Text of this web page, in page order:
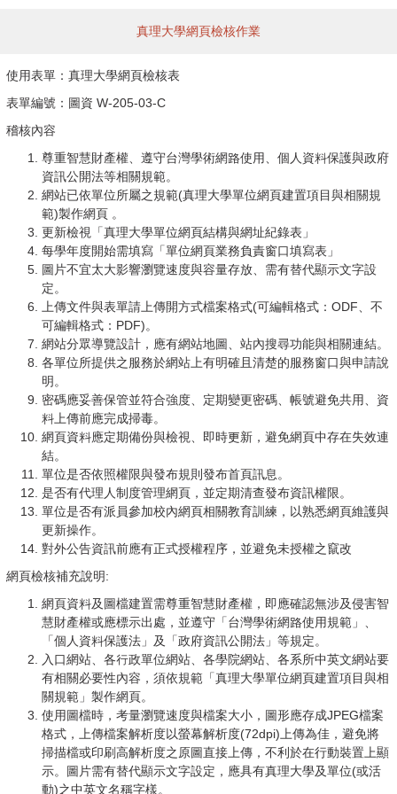
真理大學網頁檢核作業
使用表單：真理大學網頁檢核表
表單編號：圖資 W-205-03-C
稽核內容
尊重智慧財產權、遵守台灣學術網路使用、個人資料保護與政府
資訊公開法等相關規範。
網站已依單位所屬之規範(真理大學單位網頁建置項目與相關規
範)製作網頁 。
更新檢視「真理大學單位網頁結構與網址紀錄表」
每學年度開始需填寫「單位網頁業務負責窗口填寫表」
圖片不宜太大影響瀏覽速度與容量存放、需有替代顯示文字設
定。
上傳文件與表單請上傳開方式檔案格式(可編輯格式：ODF、不
可編輯格式：PDF)。
網站分眾導覽設計，應有網站地圖、站內搜尋功能與相關連結。
各單位所提供之服務於網站上有明確且清楚的服務窗口與申請說
明。
密碼應妥善保管並符合強度、定期變更密碼、帳號避免共用、資
料上傳前應完成掃毒。
網頁資料應定期備份與檢視、即時更新，避免網頁中存在失效連
結。
單位是否依照權限與發布規則發布首頁訊息。
是否有代理人制度管理網頁，並定期清查發布資訊權限。
單位是否有派員參加校內網頁相關教育訓練，以熟悉網頁維護與
更新操作。
對外公告資訊前應有正式授權程序，並避免未授權之竄改
網頁檢核補充說明:
網頁資料及圖檔建置需尊重智慧財產權，即應確認無涉及侵害智
慧財產權或應標示出處，並遵守「台灣學術網路使用規範」、
「個人資料保護法」及「政府資訊公開法」等規定。
入口網站、各行政單位網站、各學院網站、各系所中英文網站要
有相關必要性內容，須依規範「真理大學單位網頁建置項目與相
關規範」製作網頁。
使用圖檔時，考量瀏覽速度與檔案大小，圖形應存成JPEG檔案
格式，上傳檔案解析度以螢幕解析度(72dpi)上傳為佳，避免將
掃描檔或印刷高解析度之原圖直接上傳，不利於在行動裝置上顯
示。圖片需有替代顯示文字設定，應具有真理大學及單位(或活
動)之中英文名稱字樣。